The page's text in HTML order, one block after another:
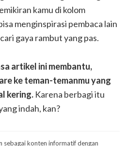
kamu di kolom
menginspirasi pembaca lain
gaya rambut yang pas.
artikel ini membantu,
ke teman-temanmu yang
kering. Karena berbagi itu
indah, kan?
sebagai konten informatif dengan